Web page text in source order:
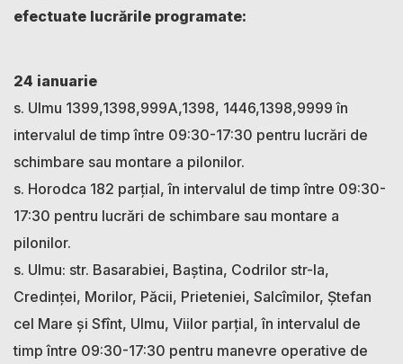
efectuate lucrările programate:
24 ianuarie
s. Ulmu 1399,1398,999A,1398, 1446,1398,9999 în
intervalul de timp între 09:30-17:30 pentru lucrări de
schimbare sau montare a pilonilor.
s. Horodca 182 parțial, în intervalul de timp între 09:30-
17:30 pentru lucrări de schimbare sau montare a
pilonilor.
s. Ulmu: str. Basarabiei, Baştina, Codrilor str-la,
Credinţei, Morilor, Păcii, Prieteniei, Salcîmilor, Ştefan
cel Mare şi Sfînt, Ulmu, Viilor parțial, în intervalul de
timp între 09:30-17:30 pentru manevre operative de